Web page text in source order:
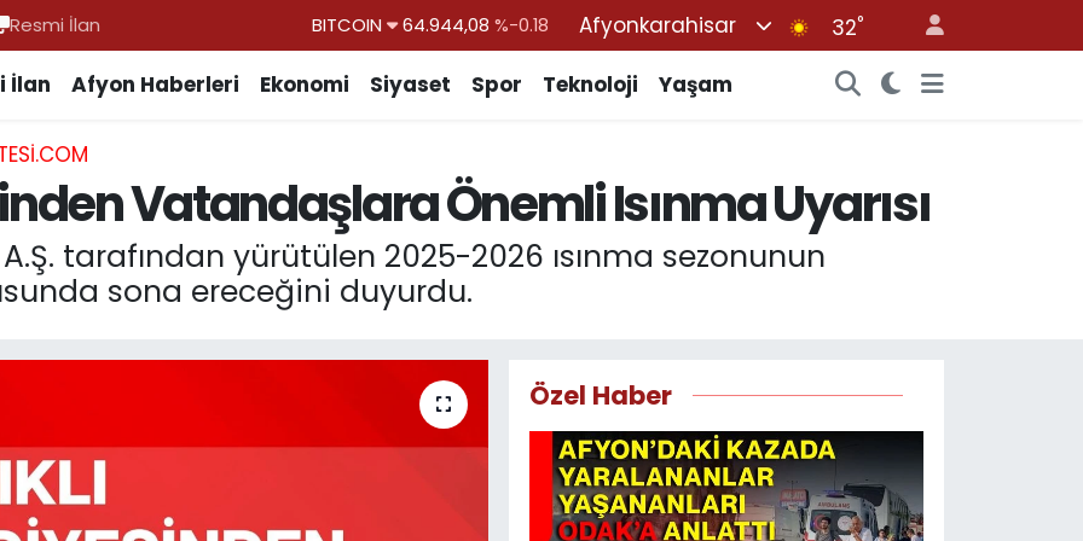
Resmi İlan
DOLAR
47,7436%0.18
EURO
55,2510 %0.32
BİST100
13.779 %-14
Afyonkarahisar 32°
İlan Afyon Haberleri Ekonomi Siyaset Spor Teknoloji Yaşam
Vatandaşlara Önemli Isınma Uyarısı
A.Ş. tarafından yürütülen 2025-2026 ısınma sezonunun
sona ereceğini duyurdu.
Özel Haber